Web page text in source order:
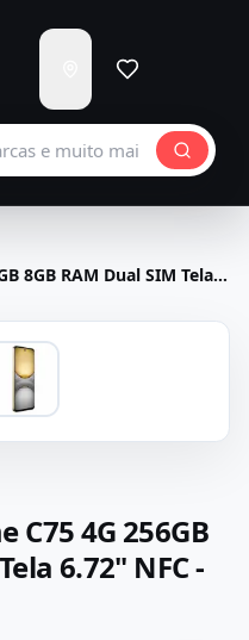
para
Carregando...
8GB RAM Dual SIM Tela
C75 4G 256GB
6.72" NFC -